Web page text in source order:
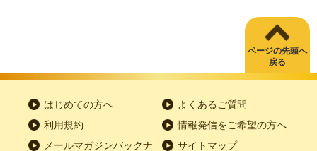
ページの先頭へ
戻る
はじめての方へ
よくあるご質問
利用規約
情報発信をご希望の方へ
メールマガジンバックナ
サイトマップ